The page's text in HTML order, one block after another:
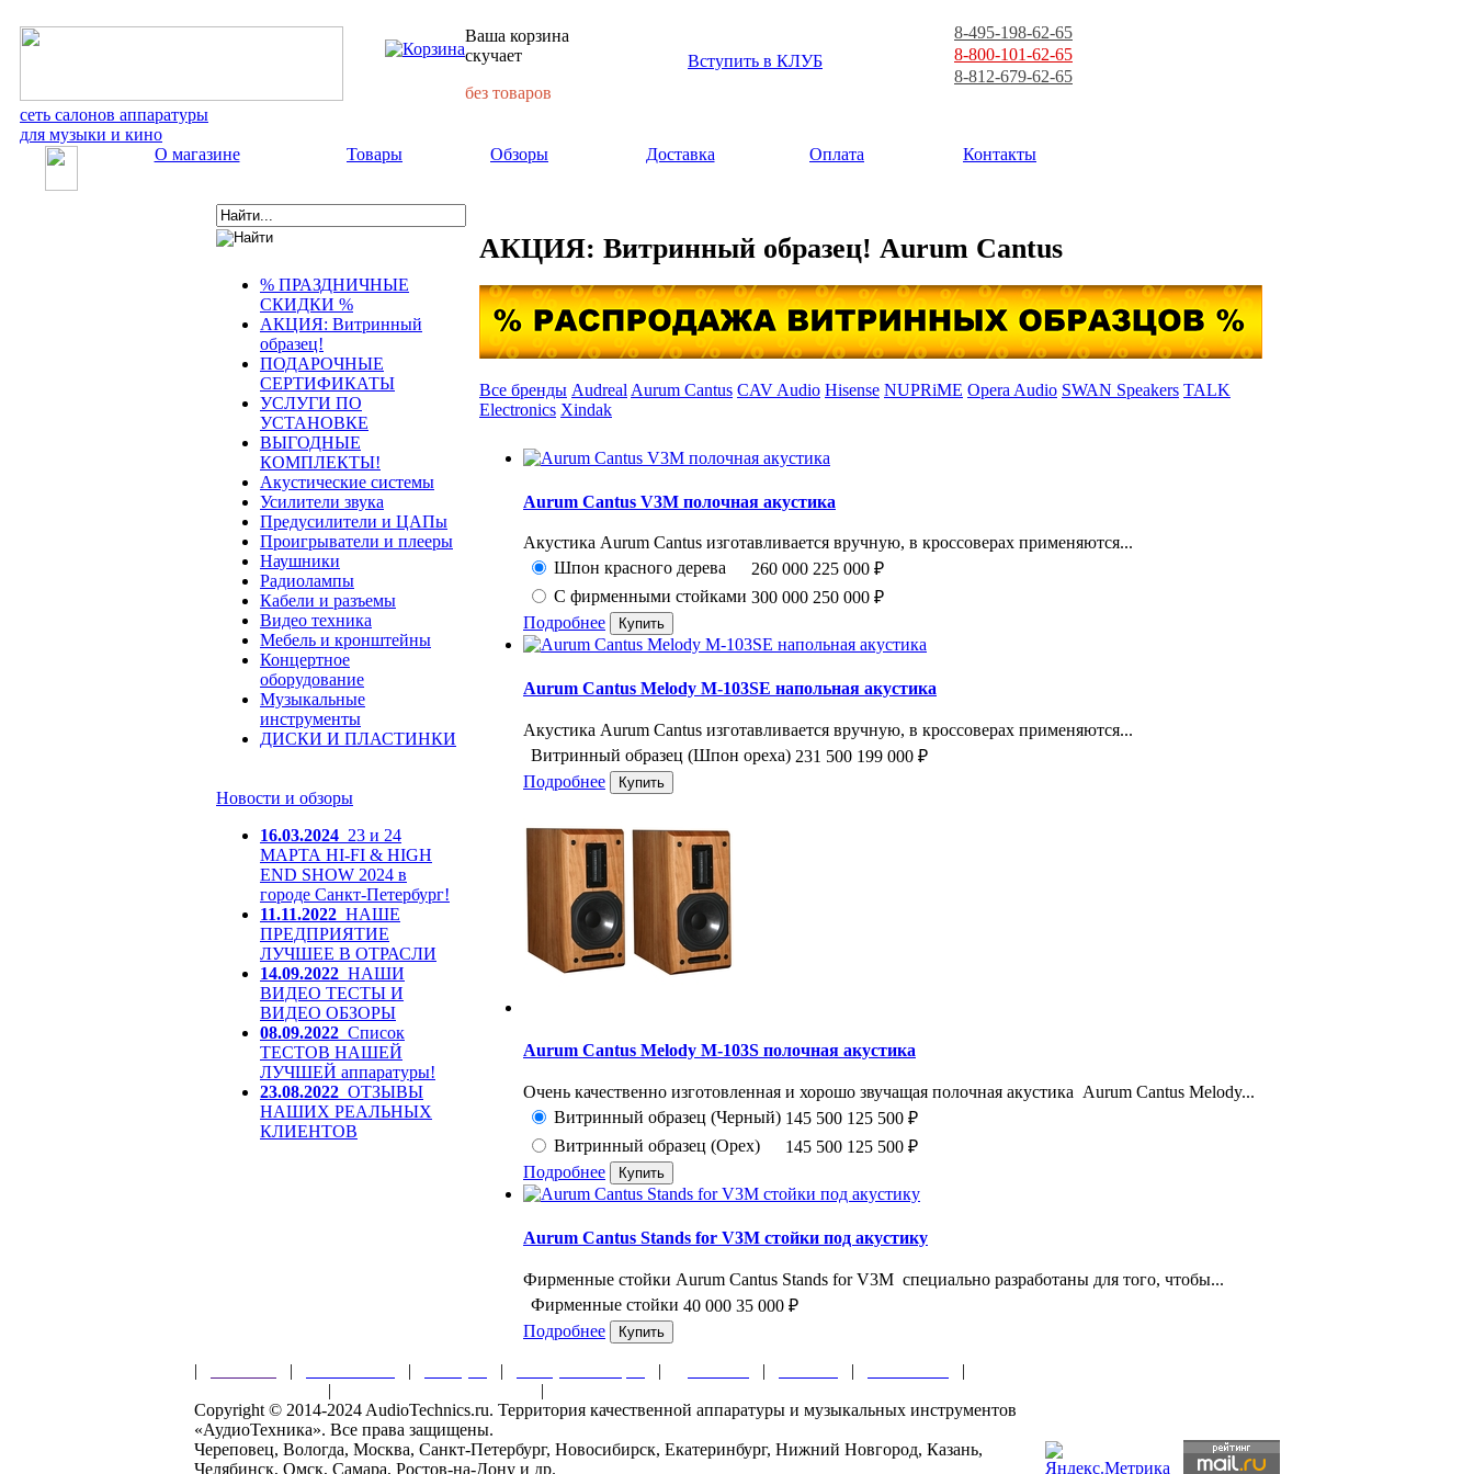
сеть салонов аппаратуры
для музыки и кино
Ваша корзина
скучает
без товаров
Вступить в КЛУБ
8-495-198-62-65
8-800-101-62-65
8-812-679-62-65
О магазине Товары Обзоры Доставка Оплата Контакты
% ПРАЗДНИЧНЫЕ
СКИДКИ %
АКЦИЯ: Витринный
образец!
ПОДАРОЧНЫЕ
СЕРТИФИКАТЫ
УСЛУГИ ПО
УСТАНОВКЕ
ВЫГОДНЫЕ
КОМПЛЕКТЫ!
Акустические системы
Усилители звука
Предусилители и ЦАПы
Проигрыватели и плееры
Наушники
Радиолампы
Кабели и разъемы
Видео техника
Мебель и кронштейны
Концертное
оборудование
Музыкальные
инструменты
ДИСКИ И ПЛАСТИНКИ
Новости и обзоры
16.03.2024 23 и 24
МАРТА HI-FI & HIGH
END SHOW 2024 в
городе Санкт-Петербург!
11.11.2022 НАШЕ
ПРЕДПРИЯТИЕ
ЛУЧШЕЕ В ОТРАСЛИ
14.09.2022 НАШИ
ВИДЕО ТЕСТЫ И
ВИДЕО ОБЗОРЫ
08.09.2022 Список
ТЕСТОВ НАШЕЙ
ЛУЧШЕЙ аппаратуры!
23.08.2022 ОТЗЫВЫ
НАШИХ РЕАЛЬНЫХ
КЛИЕНТОВ
АКЦИЯ: Витринный образец! Aurum Cantus
Все бренды Audreal Aurum Cantus CAV Audio Hisense NUPRiME Opera Audio SWAN Speakers TALK
Electronics Xindak
Aurum Cantus V3M полочная акустика
Акустика Aurum Cantus изготавливается вручную, в кроссоверах применяются...
Шпон красного дерева
260 000 225 000 ₽
С фирменными стойками 300 000 250 000 ₽
Подробнее
Aurum Cantus Melody M-103SE напольная акустика
Акустика Aurum Cantus изготавливается вручную, в кроссоверах применяются...
Витринный образец (Шпон ореха) 231 500 199 000 ₽
Подробнее
Aurum Cantus Melody M-103S полочная акустика
Очень качественно изготовленная и хорошо звучащая полочная акустика Aurum Cantus Melody...
Витринный образец (Черный) 145 500 125 500 ₽
Витринный образец (Орех)
145 500 125 500 ₽
Подробнее
Aurum Cantus Stands for V3M стойки под акустику
Фирменные стойки Aurum Cantus Stands for V3M специально разработаны для того, чтобы...
Фирменные стойки 40 000 35 000 ₽
Подробнее
| | | | | | |
|
|
|
Copyright © 2014-2024 AudioTechnics.ru. Территория качественной аппаратуры и музыкальных инструментов
«АудиоТехника». Все права защищены.
Череповец, Вологда, Москва, Санкт-Петербург, Новосибирск, Екатеринбург, Нижний Новгород, Казань,
Челябинск, Омск, Самара, Ростов-на-Дону и др.